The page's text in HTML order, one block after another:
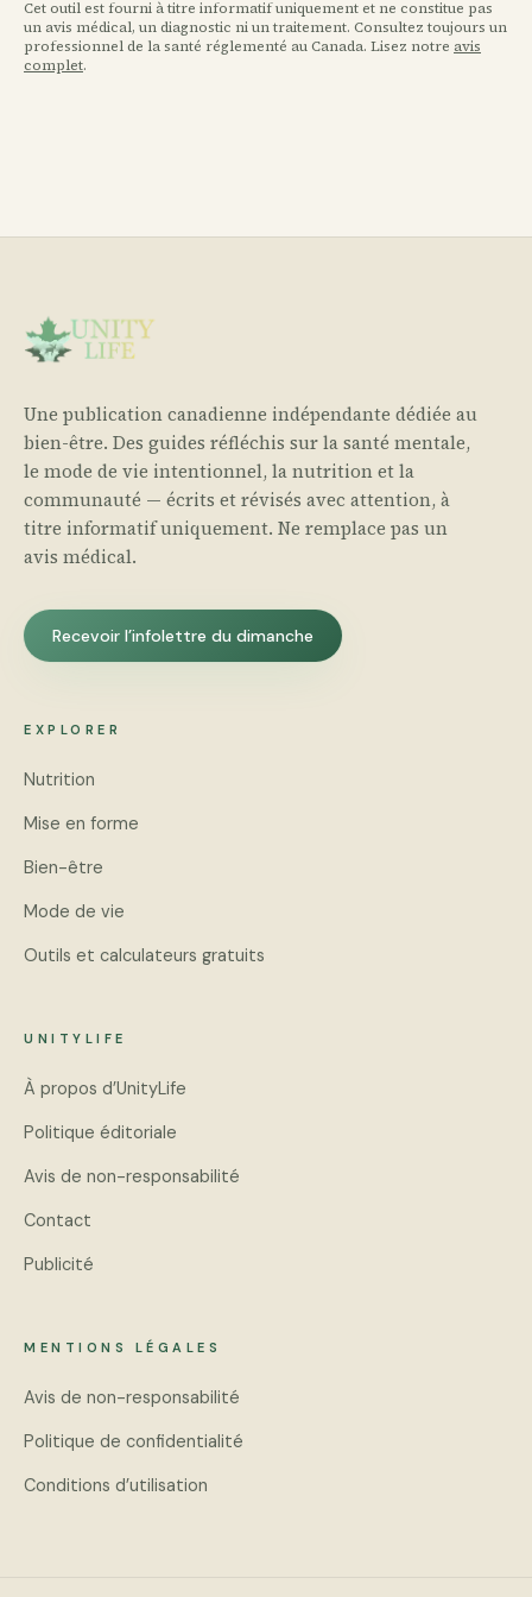
Cet outil est fourni à titre informatif uniquement et ne constitue pas
un avis médical, un diagnostic ni un traitement. Consultez toujours un
professionnel de la santé réglementé au Canada. Lisez notre avis
complet.
Une publication canadienne indépendante dédiée au
bien-être. Des guides réfléchis sur la santé mentale,
le mode de vie intentionnel, la nutrition et la
communauté — écrits et révisés avec attention, à
titre informatif uniquement. Ne remplace pas un
avis médical.
Recevoir l’infolettre du dimanche
EXPLORER
Nutrition
Mise en forme
Bien-être
Mode de vie
Outils et calculateurs gratuits
UNITYLIFE
À propos d’UnityLife
Politique éditoriale
Avis de non-responsabilité
Contact
Publicité
MENTIONS LÉGALES
Avis de non-responsabilité
Politique de confidentialité
Conditions d’utilisation